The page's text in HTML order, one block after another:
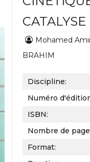
Mohamed
BRAHIM
Discipline:
Numéro
ISBN:
Nombre de
Format: